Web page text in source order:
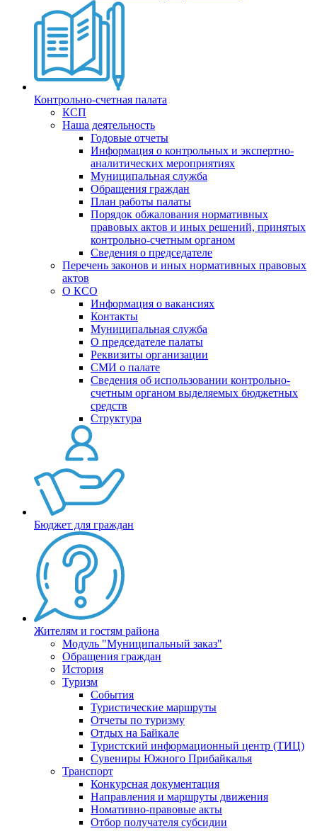
Контрольно-счетная палата
КСП
Наша деятельность
Годовые отчеты
Информация о контрольных и экспертно-
аналитических мероприятиях
Муниципальная служба
Обращения граждан
План работы палаты
Порядок обжалования нормативных
правовых актов и иных решений, принятых
контрольно-счетным органом
Сведения о председателе
Перечень законов и иных нормативных правовых
актов
О КСО
Информация о вакансиях
Контакты
Муниципальная служба
О председателе палаты
Реквизиты организации
СМИ о палате
Сведения об использовании контрольно-
счетным органом выделяемых бюджетных
средств
Структура
Бюджет для граждан
Жителям и гостям района
Модуль "Муниципальный заказ"
Обращения граждан
История
Туризм
События
Туристические маршруты
Отчеты по туризму
Отдых на Байкале
Туристский информационный центр (ТИЦ)
Сувениры Южного Прибайкалья
Транспорт
Конкурсная документация
Направления и маршруты движения
Номативно-правовые акты
Отбор получателя субсидии